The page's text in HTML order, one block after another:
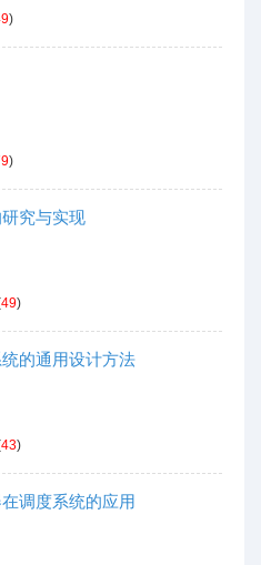
)
)
究与实现
49)
的通用设计方法
43)
调度系统的应用